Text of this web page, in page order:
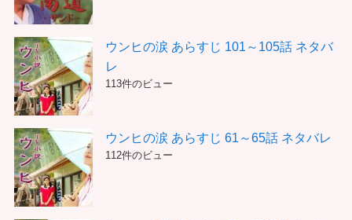
ウンヒの涙 あらすじ 101～105話 ネタバ
レ
113件のビュー
ウンヒの涙 あらすじ 61～65話 ネタバレ
112件のビュー